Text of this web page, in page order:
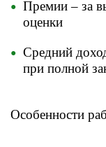
Премии – за
оценки
Средний
при полной
Особенности